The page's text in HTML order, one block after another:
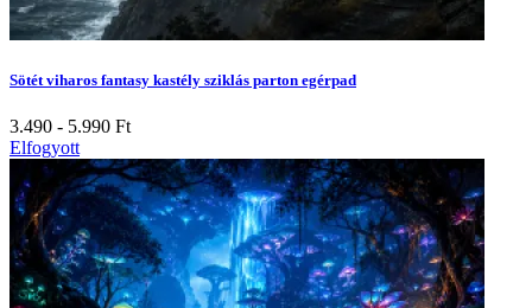
Sötét viharos fantasy kastély sziklás parton egérpad
3.490 - 5.990 Ft
Elfogyott